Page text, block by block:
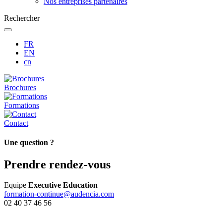
Rechercher
FR
EN
cn
Brochures
Formations
Contact
Une question ?
Prendre rendez-vous
Equipe Executive Education
formation-continue@audencia.com
02 40 37 46 56